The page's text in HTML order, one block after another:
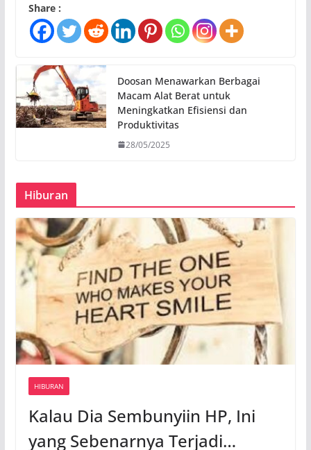
Share :
Doosan Menawarkan Berbagai
Macam Alat Berat untuk
Meningkatkan Efisiensi dan
Produktivitas
28/05/2025
Hiburan
HIBURAN
Kalau Dia Sembunyiin HP, Ini
yang Sebenarnya Terjadi…